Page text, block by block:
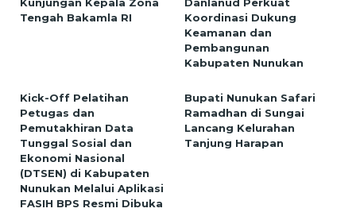
Kunjungan Kepala Zona
Tengah Bakamla RI
Danlanud Perkuat
Koordinasi Dukung
Keamanan dan
Pembangunan
Kabupaten Nunukan
Kick-Off Pelatihan
Petugas dan
Pemutakhiran Data
Tunggal Sosial dan
Ekonomi Nasional
(DTSEN) di Kabupaten
Nunukan Melalui Aplikasi
FASIH BPS Resmi Dibuka
Bupati Nunukan Safari
Ramadhan di Sungai
Lancang Kelurahan
Tanjung Harapan